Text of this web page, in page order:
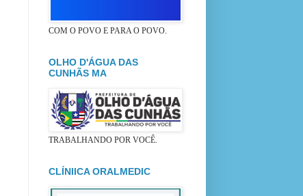
COM O POVO E PARA O POVO.
OLHO D'ÁGUA DAS
CUNHÃS MA
TRABALHANDO POR VOCÊ.
CLÍNIICA ORALMEDIC